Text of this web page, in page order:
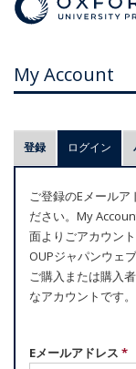
My Account
プ
ラ
マ
リ
ー
タ
ブ
登録 ログイン (ア
ご登録のEメールア
ださい。My
面よりごアカウン
OUPジャパンウェ
ご購入または購入
なアカウントです。
Eメールアドレス *